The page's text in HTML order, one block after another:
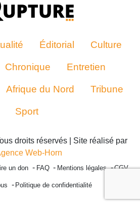
Éditorial Culture
Chronique Entretien
Afrique du Nord Tribune
Sport
droits réservés | Site réalisé par
Web-Horn
un don FAQ Mentions légales CGV
Politique de confidentialité